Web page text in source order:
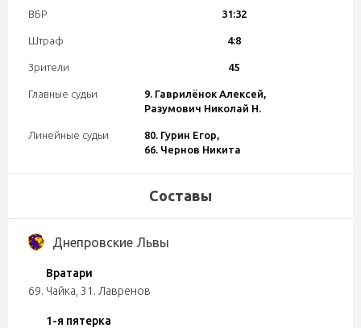
ВБР 31:32
Штраф 4:8
Зрители 45
Главные судьи
9. Гаврилёнок Алексей,
Разумович Николай Н.
Линейные судьи
80. Гурин Егор,
66. Чернов Никита
Составы
Днепровские Львы
Вратари
69. Чайка 31. Лавренов
1-я пятерка